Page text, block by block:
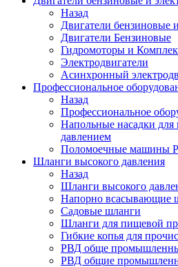
Назад
Двигатели бензиновые
Двигатели Бензиновые
Гидромоторы и
Электродвигатели
Асинхронный
Профессиональное
Назад
Профессиональное
Напольные насадки
давлением
Поломоечные машины
Шланги высокого давления
Назад
Шланги высокого
Напорно всасывающие
Садовые шланги
Шланги для пищевой
Гибкие копья для
РВД обще
РВД общие